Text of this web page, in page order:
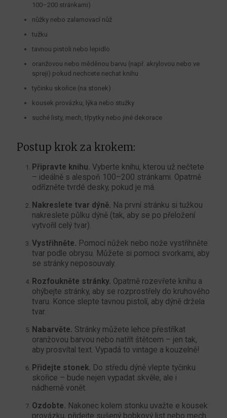
100–200 stránkami)
nůžky nebo zalamovací nůž
tužku
tavnou pistoli nebo lepidlo
oranžovou nebo měděnou barvu (např. akrylovou nebo ve
spreji) pokud nechcete nechat knihu
tyčinku skořice (na stonek)
kousek provázku, lýka nebo stužky
suché listy, mech, třpytky nebo jiné dekorace
Postup krok za krokem:
Připravte knihu. Vyberte knihu, kterou už nečtete
– ideálně s alespoň 100–200 stránkami. Opatrně
odřízněte tvrdé desky, pokud je má.
Nakreslete tvar dýně. Na první stránku si tužkou
nakreslete půlku dýně (tak, aby se po přeložení
vytvořil celý tvar).
Vystřihněte. Pomocí nůžek nebo nože vystřihněte
tvar podle obrysu. Můžete si pomoci svorkami, aby
se stránky neposouvaly.
Rozfoukněte stránky. Opatrně rozevřete knihu a
ohýbejte stránky, aby se rozprostřely do kruhového
tvaru. Konce slepte tavnou pistolí, aby dýně držela
tvar.
Nabarvěte. Stránky můžete lehce přestříkat
oranžovou barvou nebo natřít štětcem – jen tak,
aby prosvítal text. Vypadá to vintage a kouzelně!
Přidejte stonek. Do středu dýně vlepte tyčinku
skořice – bude nejen vypadat skvěle, ale i
nádherně vonět.
Ozdobte. Nakonec kolem stonku uvažte e kousek
provázku, přidejte sušený bobkový list nebo mech.